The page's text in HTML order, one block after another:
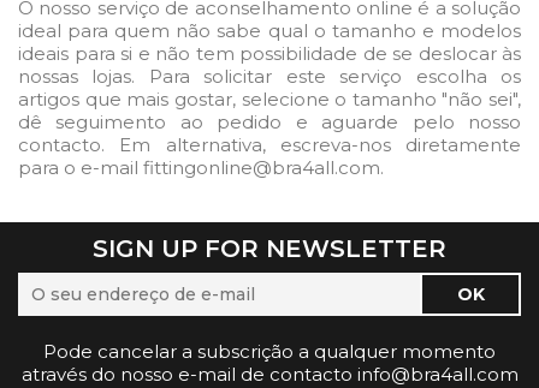
O nosso serviço de aconselhamento online é a solução
ideal para quem não sabe qual o tamanho e modelos
ideais para si e não tem possibilidade de se deslocar às
nossas lojas. Para solicitar este serviço escolha os
artigos que mais gostar, selecione o tamanho "não sei",
dê seguimento ao pedido e aguarde pelo nosso
contacto. Em alternativa, escreva-nos diretamente
para o e-mail fittingonline@bra4all.com.
SIGN UP FOR NEWSLETTER
Pode cancelar a subscrição a qualquer momento
através do nosso e-mail de contacto info@bra4all.com